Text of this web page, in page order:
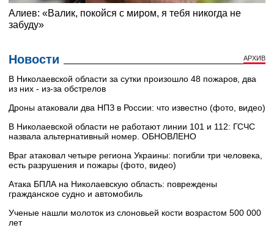
Новости АРХИВ
В Николаевской области за сутки произошло 48 пожаров, два
из них - из-за обстрелов
Дроны атаковали два НПЗ в России: что известно (фото, видео)
В Николаевской области не работают линии 101 и 112: ГСЧС
назвала альтернативный номер. ОБНОВЛЕНО
Враг атаковал четыре региона Украины: погибли три человека,
есть разрушения и пожары (фото, видео)
Атака БПЛА на Николаевскую область: повреждены
гражданское судно и автомобиль
Ученые нашли молоток из слоновьей кости возрастом 500 000
лет